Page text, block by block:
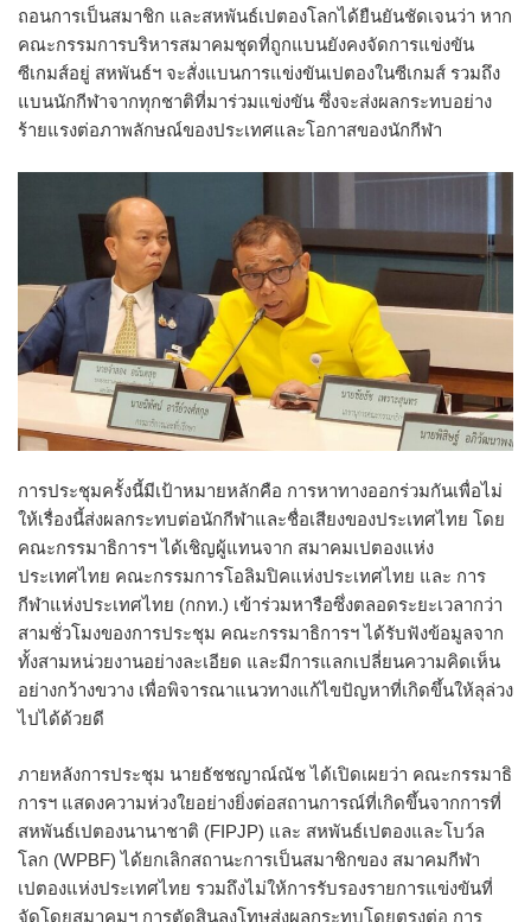
ถอนการเป็นสมาชิก และสหพันธ์เปตองโลกได้ยืนยันชัดเจนว่า หาก
คณะกรรมการบริหารสมาคมชุดที่ถูกแบนยังคงจัดการแข่งขัน
ซีเกมส์อยู่ สหพันธ์ฯ จะสั่งแบนการแข่งขันเปตองในซีเกมส์ รวมถึง
แบนนักกีฬาจากทุกชาติที่มาร่วมแข่งขัน ซึ่งจะส่งผลกระทบอย่าง
ร้ายแรงต่อภาพลักษณ์ของประเทศและโอกาสของนักกีฬา
การประชุมครั้งนี้มีเป้าหมายหลักคือ การหาทางออกร่วมกันเพื่อไม่
ให้เรื่องนี้ส่งผลกระทบต่อนักกีฬาและชื่อเสียงของประเทศไทย โดย
คณะกรรมาธิการฯ ได้เชิญผู้แทนจาก สมาคมเปตองแห่ง
ประเทศไทย คณะกรรมการโอลิมปิคแห่งประเทศไทย และ การ
กีฬาแห่งประเทศไทย (กกท.) เข้าร่วมหารือซึ่งตลอดระยะเวลากว่า
สามชั่วโมงของการประชุม คณะกรรมาธิการฯ ได้รับฟังข้อมูลจาก
ทั้งสามหน่วยงานอย่างละเอียด และมีการแลกเปลี่ยนความคิดเห็น
อย่างกว้างขวาง เพื่อพิจารณาแนวทางแก้ไขปัญหาที่เกิดขึ้นให้ลุล่วง
ไปได้ด้วยดี
ภายหลังการประชุม นายธัชชญาณ์ณัช ได้เปิดเผยว่า คณะกรรมาธิ
การฯ แสดงความห่วงใยอย่างยิ่งต่อสถานการณ์ที่เกิดขึ้นจากการที่
สหพันธ์เปตองนานาชาติ (FIPJP) และ สหพันธ์เปตองและโบว์ล
โลก (WPBF) ได้ยกเลิกสถานะการเป็นสมาชิกของ สมาคมกีฬา
เปตองแห่งประเทศไทย รวมถึงไม่ให้การรับรองรายการแข่งขันที่
จัดโดยสมาคมฯ การตัดสินลงโทษส่งผลกระทบโดยตรงต่อ การ